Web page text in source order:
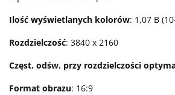
Ilość wyświetlanych kolorów: 1,07 B
Rozdzielczość: 3840 x 2160
Częst. odśw. przy rozdzielczości
Format obrazu: 16:9